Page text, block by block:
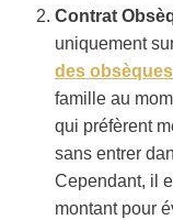
Contrat
uniquement
des obsèques
famille au
qui préfèrent
sans entrer
Cependant, il
montant pour